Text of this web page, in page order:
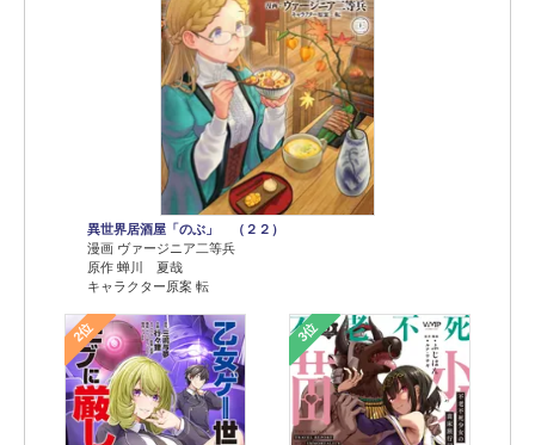
異世界居酒屋「のぶ」 （２２）
漫画 ヴァージニア二等兵
原作 蝉川 夏哉
キャラクター原案 転
2位 3位